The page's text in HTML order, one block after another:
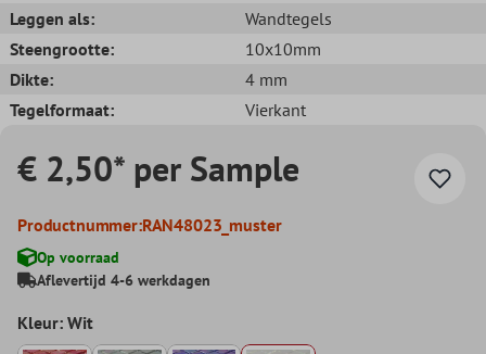
Leggen als:
Wandtegels
Steengrootte:
10x10mm
Dikte:
4 mm
Tegelformaat:
Vierkant
€ 2,50* per Sample
Productnummer:RAN48023_muster
Op voorraad
Aflevertijd 4-6 werkdagen
Kleur: Wit